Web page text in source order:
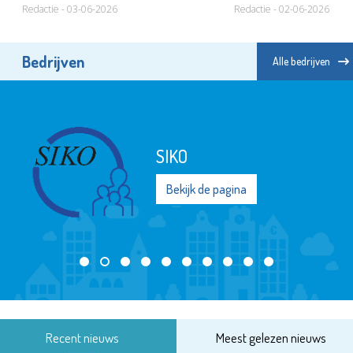
Redactie - 03-06-2026 Redactie - 02-06-2026
Bedrijven Alle bedrijven
SIKO
Bekijk de pagina
Recent nieuws Meest gelezen nieuws